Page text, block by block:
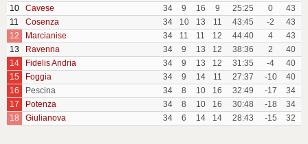
10
Cavese 34 9 16 9 25:25 0
43
11
Cosenza 34 10 13 11 43:45 -2
43
12
Marcianise 34 11 11 12 44:40 4
43
13
Ravenna 34 9 13 12 38:36 2
40
14
Fidelis Andria 34 9 13 12 31:35 -4
40
15
Foggia 34 9 14 11 27:37 -10
40
16
Pescina 34 8 10 16 32:49 -17
34
17
Potenza 34 8 10 16 30:48 -18
34
18
Giulianova 34 6 14 14 28:43 -15 32